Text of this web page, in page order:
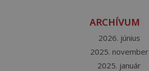
ARCHÍVUM
2026. június
2025. november
2025. január